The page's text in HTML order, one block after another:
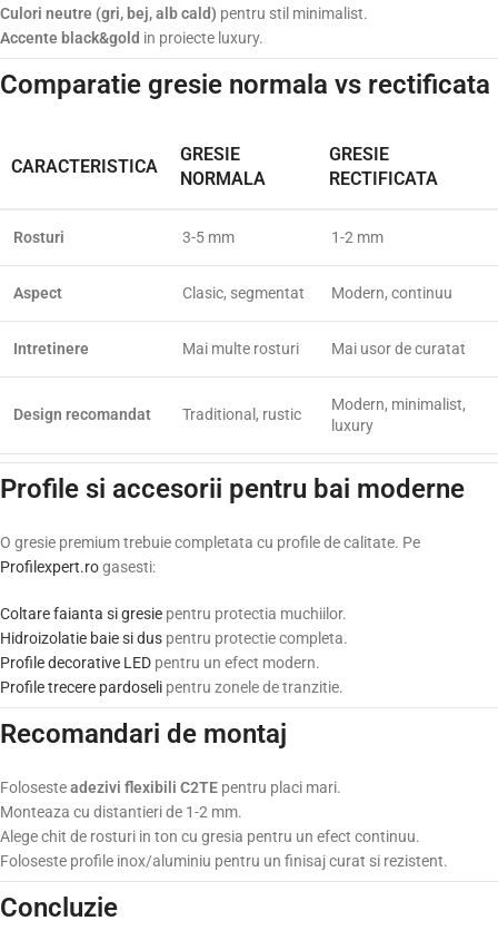
Culori neutre (gri, bej, alb cald) pentru stil minimalist.
Accente black&gold in proiecte luxury.
Comparatie gresie normala vs rectificata
CARACTERISTICA
GRESIE
NORMALA
GRESIE
RECTIFICATA
Rosturi 3-5 mm 1-2 mm
Aspect Clasic, segmentat Modern, continuu
Intretinere Mai multe rosturi Mai usor de curatat
Design recomandat Traditional, rustic
Modern, minimalist,
luxury
Profile si accesorii pentru bai moderne
O gresie premium trebuie completata cu profile de calitate. Pe
Profilexpert.rogasesti:
Coltare faianta si gresie pentru protectia muchiilor.
Hidroizolatie baie si dus pentru protectie completa.
Profile decorative LED pentru un efect modern.
Profile trecere pardoseli pentru zonele de tranzitie.
Recomandari de montaj
Folosesteadezivi flexibili C2TE pentru placi mari.
Monteaza cu distantieri de 1-2 mm.
Alege chit de rosturi in ton cu gresia pentru un efect continuu.
Foloseste profile inox/aluminiu pentru un finisaj curat si rezistent.
Concluzie